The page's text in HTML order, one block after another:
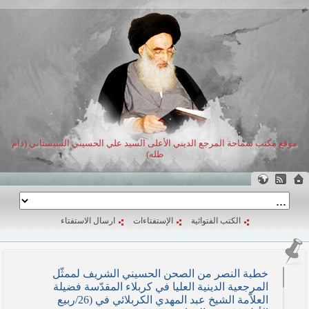
موقع مكتب سماحة المرجع الديني الأعلى السيد علي الحسيني السيستاني (دام
ظله)
الكتب الفتوائية الإستفتاءات ارسال الاستفتاء
خطبة النصر من الصحن الحسيني الشريف لممثّل
المرجعية الدينية العليا في كربلاء المقدّسة فضيلة
العلاّمة الشيخ عبد المهدي الكربلائي في (26/ربيع